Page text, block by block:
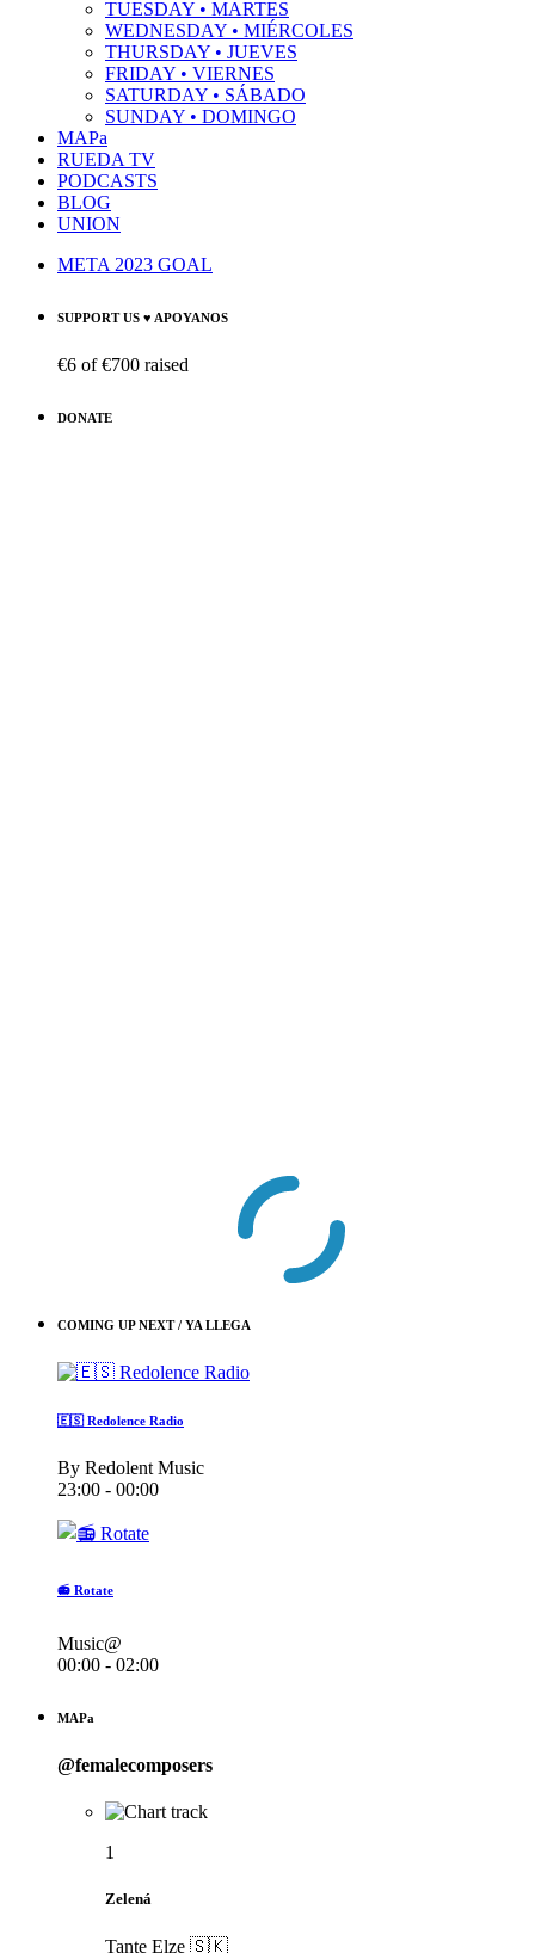
TUESDAY • MARTES
WEDNESDAY • MIÉRCOLES
THURSDAY • JUEVES
FRIDAY • VIERNES
SATURDAY • SÁBADO
SUNDAY • DOMINGO
MAPa
RUEDA TV
PODCASTS
BLOG
UNION
META 2023 GOAL
SUPPORT US ♥ APOYANOS
€6 of€700 raised
DONATE
COMING UP NEXT / YA LLEGA
🇪🇸 Redolence Radio
By Redolent Music
23:00 - 00:00
📻 Rotate
Music@
00:00 - 02:00
MAPa
@femalecomposers
1
Zelená
Tante Elze 🇸🇰